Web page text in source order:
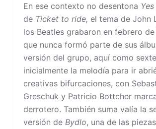
En ese contexto no desentona
de Ticket to ride, el tema de John
los Beatles grabaron en febrero
que nunca formó parte de sus
versión del grupo, aquí como
inicialmente la melodía para ir
creativas bifurcaciones, con
Greschuk y Patricio Bottcher
derrotero. También suma valía la
versión de Bydlo, una de las